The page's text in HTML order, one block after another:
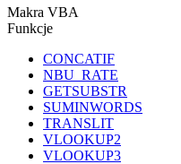
Makra VBA
Funkcje
CONCATIF
NBU_RATE
GETSUBSTR
SUMINWORDS
TRANSLIT
VLOOKUP2
VLOOKUP3